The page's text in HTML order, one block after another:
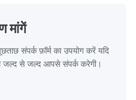
मांगें
संपर्क फ़ॉर्म का उपयोग करें यदि
जल्द से जल्द आपसे संपर्क करेगी।